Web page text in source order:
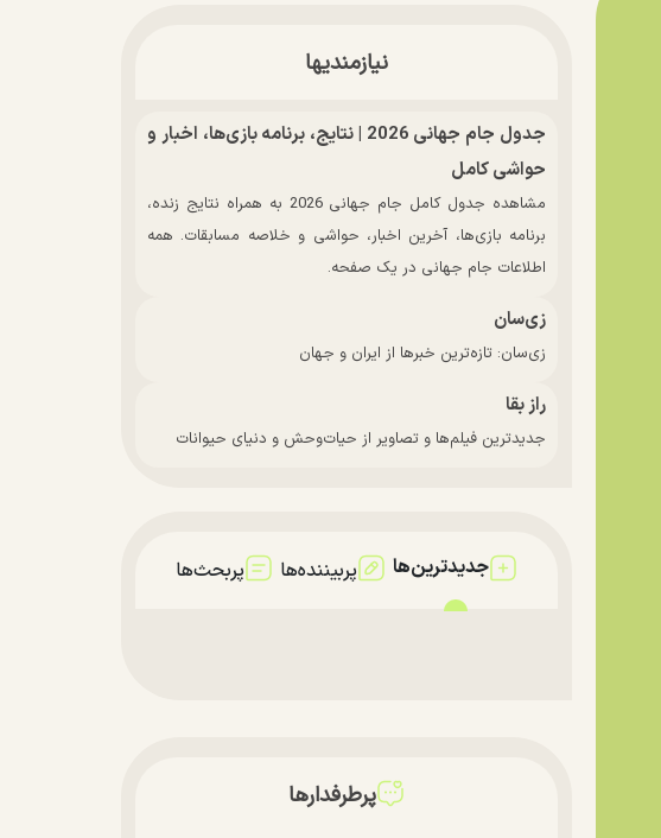
نیازمندیها
جدول جام جهانی 2026 | نتایج، برنامه بازی‌ها، اخبار و
حواشی کامل
مشاهده جدول کامل جام جهانی 2026 به همراه نتایج زنده،
برنامه بازی‌ها، آخرین اخبار، حواشی و خلاصه مسابقات. همه
اطلاعات جام جهانی در یک صفحه.
زی‌سان
زی‌سان: تازه‌ترین خبرها از ایران و جهان
راز بقا
جدیدترین فیلم‌ها و تصاویر از حیات‌وحش و دنیای حیوانات
جدیدترین‌ها پربیننده‌ها پربحث‌ها
پرطرفدارها